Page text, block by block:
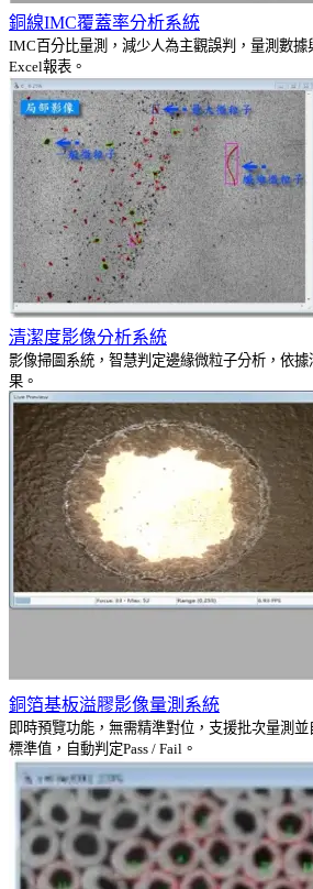
銅線IMC覆蓋率分析系統
IMC百分比量測，減少人為主觀誤判，量測數據
Excel報表。
清潔度影像分析系統
影像掃圖系統，智慧判定邊緣微粒子分析，依
果。
銅箔基板溢膠影像量測系統
即時預覽功能，無需精準對位，支援批次量測
標準值，自動判定Pass / Fail。